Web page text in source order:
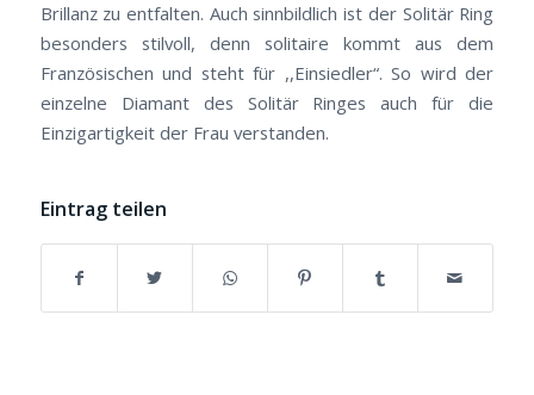
Brillanz zu entfalten. Auch sinnbildlich ist der Solitär Ring
besonders stilvoll, denn solitaire kommt aus dem
Französischen und steht für ,,Einsiedler“. So wird der
einzelne Diamant des Solitär Ringes auch für die
Einzigartigkeit der Frau verstanden.
Eintrag teilen